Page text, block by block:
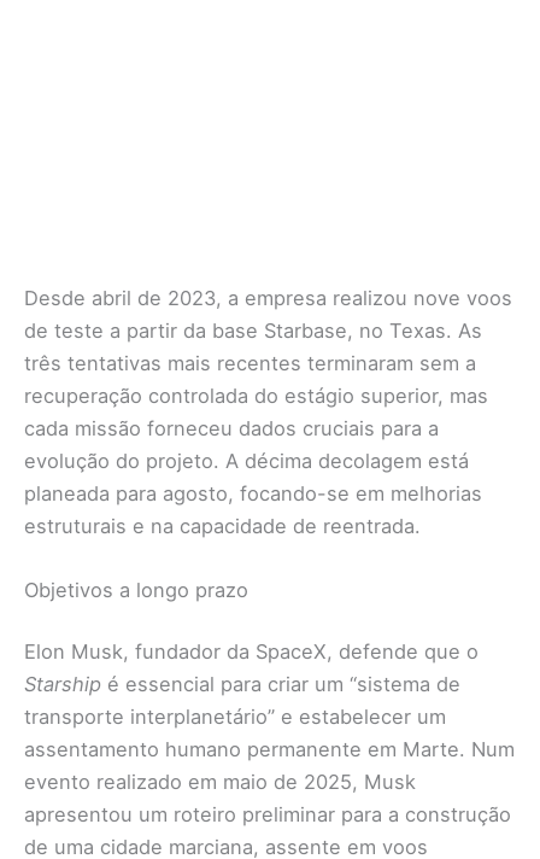
Desde abril de 2023, a empresa realizou nove voos
de teste a partir da base Starbase, no Texas. As
três tentativas mais recentes terminaram sem a
recuperação controlada do estágio superior, mas
cada missão forneceu dados cruciais para a
evolução do projeto. A décima decolagem está
planeada para agosto, focando-se em melhorias
estruturais e na capacidade de reentrada.
Objetivos a longo prazo
Elon Musk, fundador da SpaceX, defende que o
Starship é essencial para criar um “sistema de
transporte interplanetário” e estabelecer um
assentamento humano permanente em Marte. Num
evento realizado em maio de 2025, Musk
apresentou um roteiro preliminar para a construção
de uma cidade marciana, assente em voos